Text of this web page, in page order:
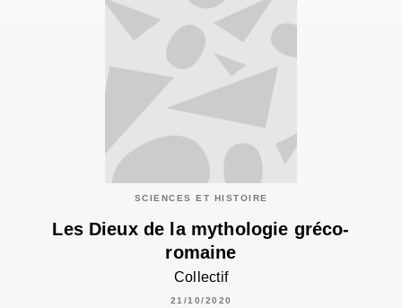
SCIENCES ET HISTOIRE
Les Dieux de la mythologie gréco-
romaine
Collectif
21/10/2020